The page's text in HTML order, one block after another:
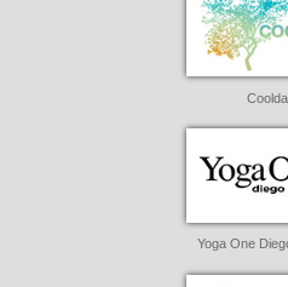
Yoga One